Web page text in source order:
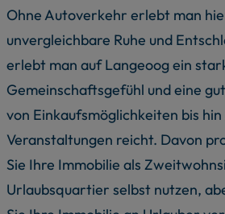
Ohne Autoverkehr erlebt man
unvergleichbare Ruhe und
erlebt man auf Langeoog ein
Gemeinschaftsgefühl und eine
von Einkaufsmöglichkeiten bis
Veranstaltungen reicht. Davon
Sie Ihre Immobilie als
Urlaubsquartier selbst nutzen,